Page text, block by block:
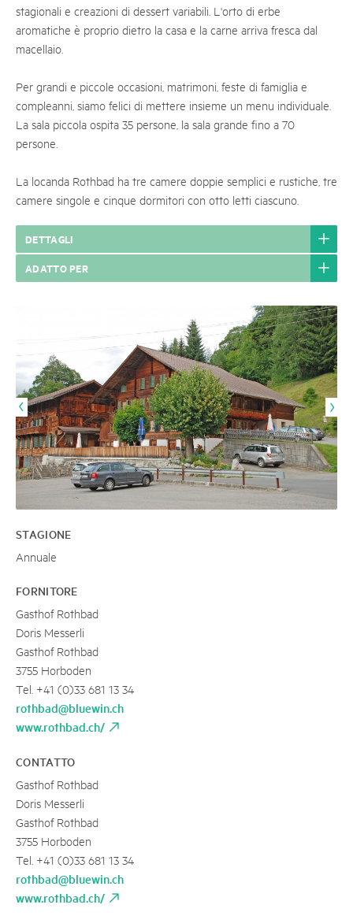
stagionali e creazioni di dessert variabili. L'orto di erbe
aromatiche è proprio dietro la casa e la carne arriva fresca dal
macellaio.
Per grandi e piccole occasioni, matrimoni, feste di famiglia e
compleanni, siamo felici di mettere insieme un menu individuale.
La sala piccola ospita 35 persone, la sala grande fino a 70
persone.
La locanda Rothbad ha tre camere doppie semplici e rustiche, tre
camere singole e cinque dormitori con otto letti ciascuno.
DETTAGLI
ADATTO PER
STAGIONE
Annuale
FORNITORE
Gasthof Rothbad
Doris Messerli
Gasthof Rothbad
3755 Horboden
Tel. +41 (0)33 681 13 34
rothbad@bluewin.ch
www.rothbad.ch/
CONTATTO
Gasthof Rothbad
Doris Messerli
Gasthof Rothbad
3755 Horboden
Tel. +41 (0)33 681 13 34
rothbad@bluewin.ch
www.rothbad.ch/